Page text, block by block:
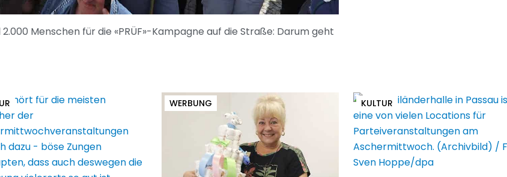
Menschen für die «PRÜF»-Kampagne auf die Straße: Darum geht
WERBUNG KULTUR